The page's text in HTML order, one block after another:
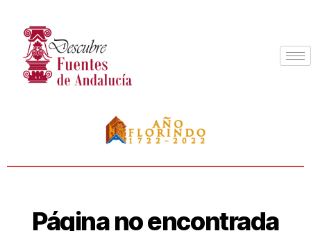
Página no encontrada